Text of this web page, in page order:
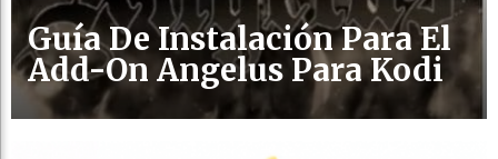
Guía De Instalación Para El
Add-On Angelus Para Kodi